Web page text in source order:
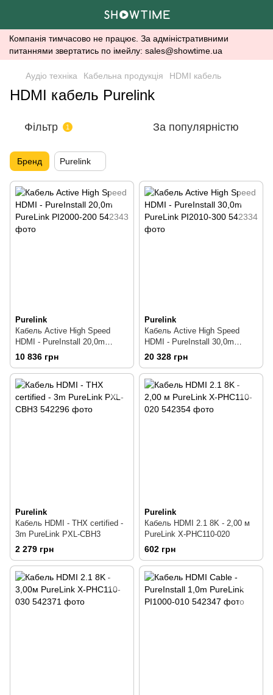
Компанія тимчасово не працює. За адміністративними
питаннями звертатись по імейлу: sales@showtime.ua
Аудіо техніка Кабельна продукція HDMI кабель
HDMI кабель Purelink
Фільтр 1 За популярністю
Бренд Purelink
Purelink
Кабель Active High Speed ​​
HDMI - PureInstall 20,0m
PureLink PI2000-200
10 836 грн
Purelink
Кабель Active High Speed ​​
HDMI - PureInstall 30,0m
PureLink PI2010-300
20 328 грн
Purelink
Кабель HDMI - THX certified -
3m PureLink PXL-CBH3
2 279 грн
Purelink
Кабель HDMI 2.1 8K - 2,00 м
PureLink X-PHC110-020
602 грн